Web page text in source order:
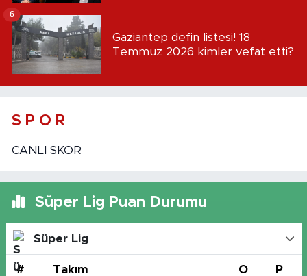
Gaziantep defin listesi! 18
Temmuz 2026 kimler vefat etti?
6
S P O R
CANLI SKOR
Süper Lig Puan Durumu
Süper Lig
# Takım O P